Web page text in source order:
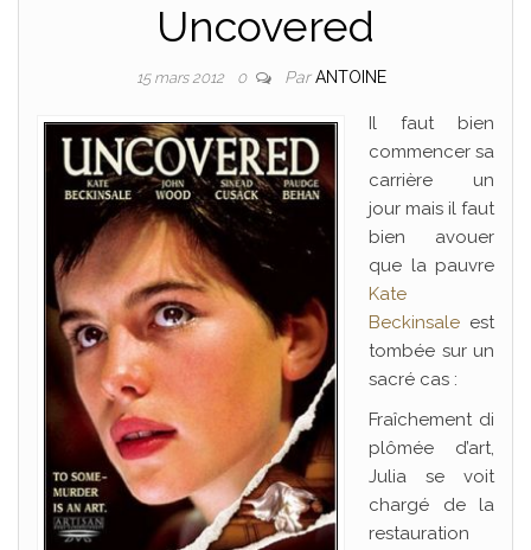
Uncovered
15 mars 2012 0 ParANTOINE
Il faut bien
commencer sa
carrière un
jour mais il faut
bien avouer
que la pauvre
Kate
Beckinsale est
tombée sur un
sacré cas :
Fraîchement di
plômée d’art,
Julia se voit
chargé de la
restauration